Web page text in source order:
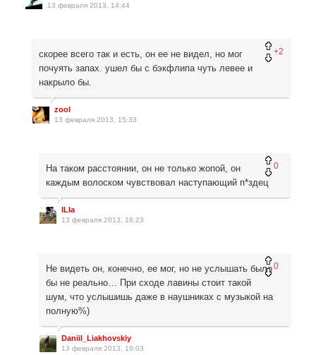
13 февраля 2013, 14:44
+2
скорее всего так и есть, он ее не видел, но мог
почуять запах. ушел бы с бэкфлипа чуть левее и
накрыло бы.
zool
13 февраля 2013, 15:33
0
На таком расстоянии, он не только жопой, он
каждым волоском чувствовал наступающий п*здец
ILIa
13 февраля 2013, 16:23
0
Не видеть он, конечно, ее мог, но не услышать было
бы не реально… При сходе лавины стоит такой
шум, что услышишь даже в наушниках с музыкой на
полную%)
Daniil_Liakhovskiy
13 февраля 2013, 19:03